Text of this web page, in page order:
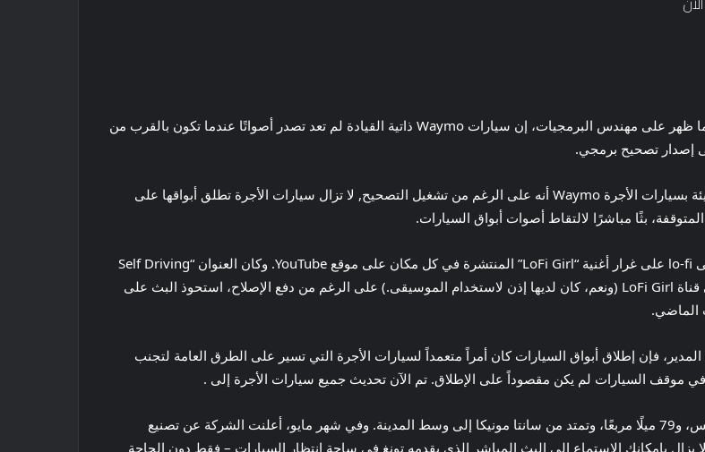
قال مدير المنتجات والعمليات في Waymo، فيشاي نيهالاني، أمس، عندما ظهر على مهندس البرمجيات، إن سيارات Waymo ذاتية القيادة لم تعد تصدر أصواتًا عندما تكون بالقرب من
مثل , أفاد السكان الذين يعيشون بالقرب من ساحة انتظار السيارات المليئة بسيارات الأجرة Waymo أنه على الرغم من تشغيل التصحيح, لا تزال سيارات الأجرة تطلق أبواقها على
بثًا مباشرًا لالتقاط أصوات أبواق السيارات.
لا يكتمل أي بث جيد بدون موسيقى تصويرية، وقد تضمن بث تونج موسيقى lo-fi على غرار أغنية “LoFi Girl” المنتشرة في كل مكان على موقع YouTube. وكان العنوان “Self Driving
Taxi Depot Shenanigans To Relax/Study To” بمثابة تكريم واضح. إلى قناة LoFi Girl (ونعم، كان لديها إذن لاستخدام الموسيقى.) على الرغم من دفع الإصلاح، استحوذ البث على
الماضي.
فإن إطلاق أبواق السيارات كان أمراً متعمداً لسيارات الأجرة التي تسير على الطرق العامة لتجنب
موقف السيارات لم يكن مقصوداً على الإطلاق. تم الآن تحديث جميع سيارات الأجرة إلى .
خدمة Waymo متاحة لأولئك الذين يعيشون في سان فرانسيسكو، وفينيكس، و79 ميلًا مربعًا، وتمتد من سانتا مونيكا إلى وسط المدينة. وفي شهر مايو، أعلنت الشركة عن تصنيع
بإمكانك الاستماع إلى البث المباشر الذي يقدمه تونغ في ساحة انتظار السيارات – فقط دون الحاجة